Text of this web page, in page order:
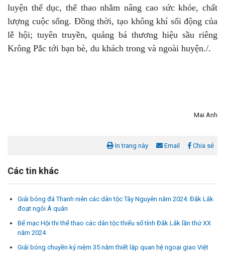
luyện thể dục, thể thao nhằm nâng cao sức khỏe, chất
lượng cuộc sống. Đồng thời, tạo không khí sổi động của
lễ hội; tuyên truyền, quảng bá thương hiệu sầu riêng
Krông Pắc tới bạn bè, du khách trong và ngoài huyện./.
Mai Anh
In trang này Email Chia sẻ
Các tin khác
Giải bóng đá Thanh niên các dân tộc Tây Nguyên năm 2024: Đắk Lắk
đoạt ngôi Á quân
Bế mạc Hội thi thể thao các dân tộc thiểu số tỉnh Đắk Lắk lần thứ XX
năm 2024
Giải bóng chuyền kỷ niệm 35 năm thiết lập quan hệ ngoại giao Việt